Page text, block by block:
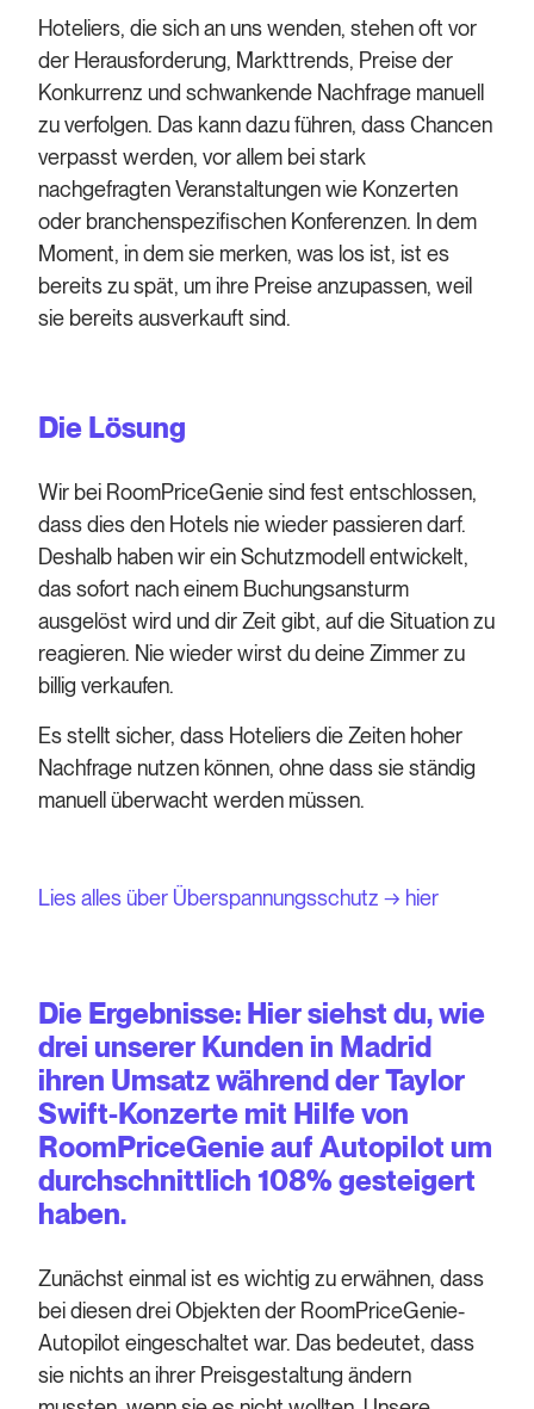
Hoteliers, die sich an uns wenden, stehen oft vor
der Herausforderung, Markttrends, Preise der
Konkurrenz und schwankende Nachfrage manuell
zu verfolgen. Das kann dazu führen, dass Chancen
verpasst werden, vor allem bei stark
nachgefragten Veranstaltungen wie Konzerten
oder branchenspezifischen Konferenzen. In dem
Moment, in dem sie merken, was los ist, ist es
bereits zu spät, um ihre Preise anzupassen, weil
sie bereits ausverkauft sind.
Die Lösung
Wir bei RoomPriceGenie sind fest entschlossen,
dass dies den Hotels nie wieder passieren darf.
Deshalb haben wir ein Schutzmodell entwickelt,
das sofort nach einem Buchungsansturm
ausgelöst wird und dir Zeit gibt, auf die Situation zu
reagieren. Nie wieder wirst du deine Zimmer zu
billig verkaufen.
Es stellt sicher, dass Hoteliers die Zeiten hoher
Nachfrage nutzen können, ohne dass sie ständig
manuell überwacht werden müssen.
Lies alles über Überspannungsschutz → hier
Die Ergebnisse: Hier siehst du, wie
drei unserer Kunden in Madrid
ihren Umsatz während der Taylor
Swift-Konzerte mit Hilfe von
RoomPriceGenie auf Autopilot um
durchschnittlich 108% gesteigert
haben.
Zunächst einmal ist es wichtig zu erwähnen, dass
bei diesen drei Objekten der RoomPriceGenie-
Autopilot eingeschaltet war. Das bedeutet, dass
sie nichts an ihrer Preisgestaltung ändern